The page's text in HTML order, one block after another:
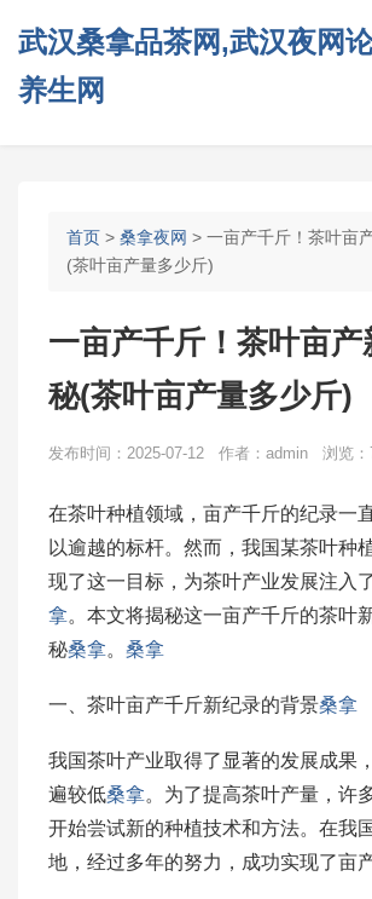
武汉桑拿品茶网,武汉夜网
养生网
首页 > 桑拿夜网 > 一亩产千斤！茶叶亩
(茶叶亩产量多少斤)
一亩产千斤！茶叶亩产
秘(茶叶亩产量多少斤)
发布时间：2025-07-12 作者：admin 浏览：
在茶叶种植领域，亩产千斤的纪录一
以逾越的标杆。然而，我国某茶叶种
现了这一目标，为茶叶产业发展注入
拿。本文将揭秘这一亩产千斤的茶叶
秘桑拿。 桑拿
一、茶叶亩产千斤新纪录的背景桑拿
我国茶叶产业取得了显著的发展成果
遍较低桑拿。为了提高茶叶产量，许
开始尝试新的种植技术和方法。在我
地，经过多年的努力，成功实现了亩